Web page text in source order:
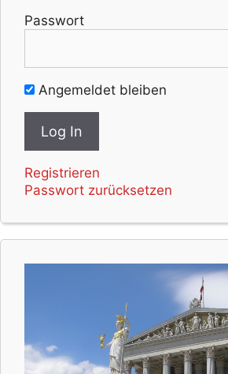
Passwort
Angemeldet bleiben
Registrieren
Passwort zurücksetzen